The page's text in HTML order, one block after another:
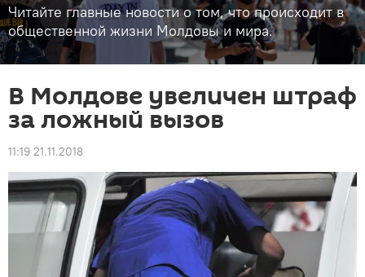
Читайте главные новости о том, что происходит в
общественной жизни Молдовы и мира.
В Молдове увеличен штраф
за ложный вызов
11:19 21.11.2018